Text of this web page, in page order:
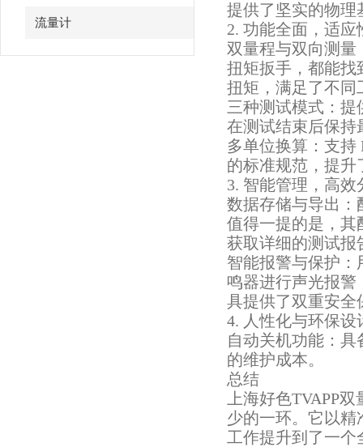
流量计
提供了坚实的物理基
2. 功能全面，适
双量程与双向测量
扭矩扳手，都能
扭矩，满足了不同
三种测试模式：
在测试结束后保持最
多单位换算：支
的标准规范，提
3. 智能管理，高
数据存储与导出
值得一提的是，
获取详细的测试报
智能报警与保护
鸣器进行声光报警
具提供了双重安全保
4. 人性化与环保设
自动关机功能：
的维护成本。
总结
上海好色TVAPP
少的一环。它以
工作提升到了一个